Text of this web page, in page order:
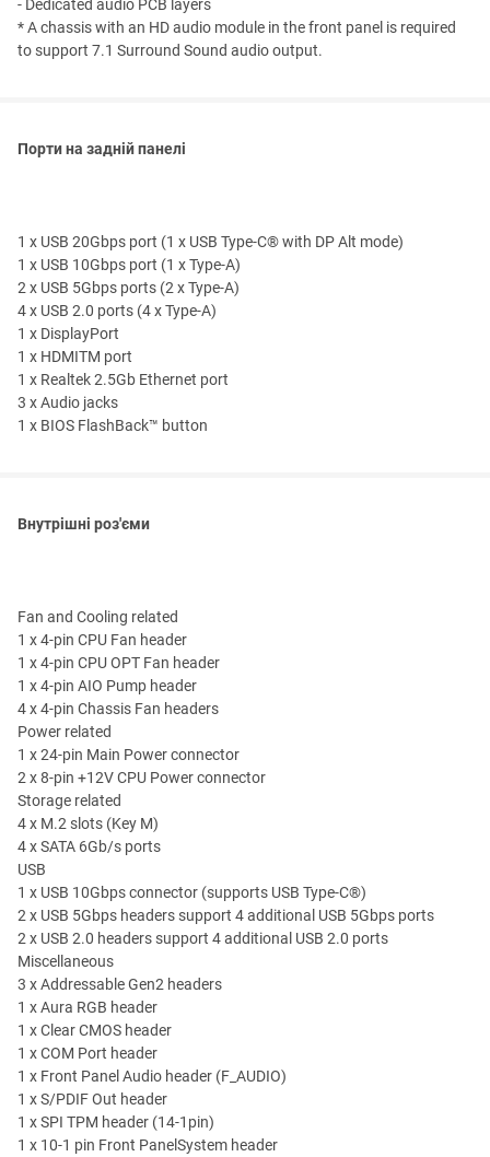
- Dedicated audio PCB layers
* A chassis with an HD audio module in the front panel is required
to support 7.1 Surround Sound audio output.
Порти на задній панелі
1 x USB 20Gbps port (1 x USB Type-C® with DP Alt mode)
1 x USB 10Gbps port (1 x Type-A)
2 x USB 5Gbps ports (2 x Type-A)
4 x USB 2.0 ports (4 x Type-A)
1 x DisplayPort
1 x HDMITM port
1 x Realtek 2.5Gb Ethernet port
3 x Audio jacks
1 x BIOS FlashBack™ button
Внутрішні роз'єми
Fan and Cooling related
1 x 4-pin CPU Fan header
1 x 4-pin CPU OPT Fan header
1 x 4-pin AIO Pump header
4 x 4-pin Chassis Fan headers
Power related
1 x 24-pin Main Power connector
2 x 8-pin +12V CPU Power connector
Storage related
4 x M.2 slots (Key M)
4 x SATA 6Gb/s ports
USB
1 x USB 10Gbps connector (supports USB Type-C®)
2 x USB 5Gbps headers support 4 additional USB 5Gbps ports
2 x USB 2.0 headers support 4 additional USB 2.0 ports
Miscellaneous
3 x Addressable Gen2 headers
1 x Aura RGB header
1 x Clear CMOS header
1 x COM Port header
1 x Front Panel Audio header (F_AUDIO)
1 x S/PDIF Out header
1 x SPI TPM header (14-1pin)
1 x 10-1 pin Front PanelSystem header